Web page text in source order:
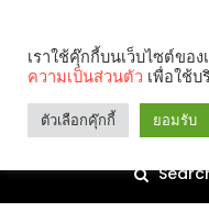
เราใช้คุ๊กกี้บนเว็บไซต์ขอ
ความเป็นส่วนตัว เพื่อใช้บ
ตัวเลือกคุ๊กกี้ ยอมรับ